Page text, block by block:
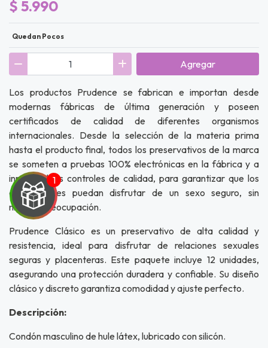
por
$ 5.990
Quedan Pocos
Agregar
Los productos Prudence se fabrican e importan desde
modernas fábricas de última generación y poseen
certificados de calidad de diferentes organismos
internacionales. Desde la selección de la materia prima
hasta el producto final, todos los preservativos de la marca
se someten a pruebas 100% electrónicas en la fábrica y a
innumerables controles de calidad, para garantizar que los
consumidores puedan disfrutar de un sexo seguro, sin
ninguna preocupación.
Prudence Clásico es un preservativo de alta calidad y
resistencia, ideal para disfrutar de relaciones sexuales
seguras y placenteras. Este paquete incluye 12 unidades,
asegurando una protección duradera y confiable. Su diseño
clásico y discreto garantiza comodidad y ajuste perfecto.
Descripción:
Condón masculino de hule látex, lubricado con silicón.